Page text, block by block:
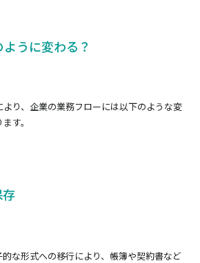
うに変わる？
り、企業の業務フローには以下のような変
す。
な形式への移行により、帳簿や契約書など